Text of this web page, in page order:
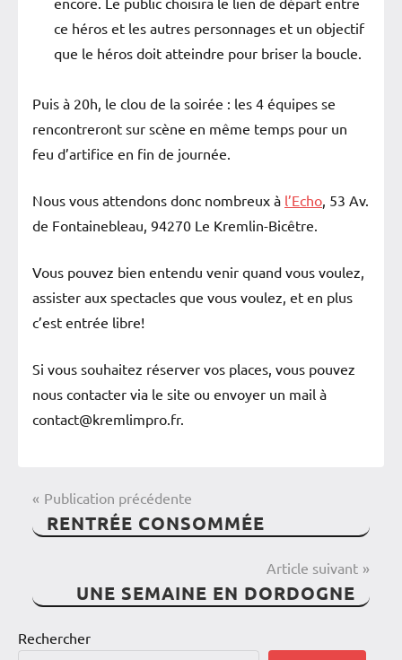
ce héros et les autres personnages et un objectif
que le héros doit atteindre pour briser la boucle.
Puis à 20h, le clou de la soirée : les 4 équipes se
rencontreront sur scène en même temps pour un
feu d’artifice en fin de journée.
Nous vous attendons donc nombreux à l’Echo , 53 Av.
de Fontainebleau, 94270 Le Kremlin-Bicêtre.
Vous pouvez bien entendu venir quand vous voulez,
assister aux spectacles que vous voulez, et en plus
c’est entrée libre!
Si vous souhaitez réserver vos places, vous pouvez
nous contacter via le site ou envoyer un mail à
contact@kremlimpro.fr.
Spectacles
NAVIGATION
DE
Publication précédente
RENTRÉE CONSOMMÉE
Article suivant
UNE SEMAINE EN DORDOGNE
Rechercher